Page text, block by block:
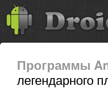
Программы
легендарного